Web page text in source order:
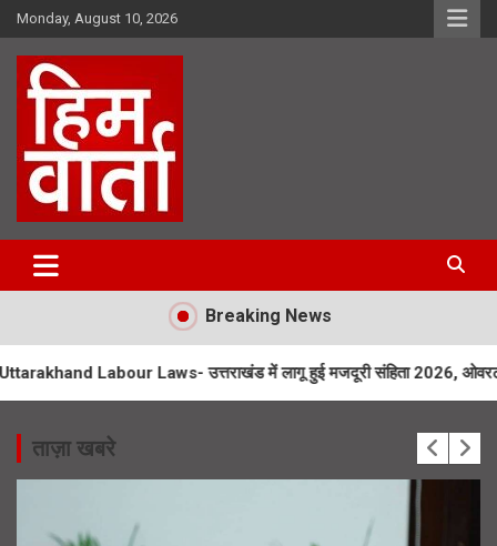
Skip
to
content
Monday, August 10, 2026
Him Varta
Breaking News
Laws- उत्तराखंड में लागू हुई मजदूरी संहिता 2026, ओवरटाइम पर दोगुना
ताज़ा खबरे